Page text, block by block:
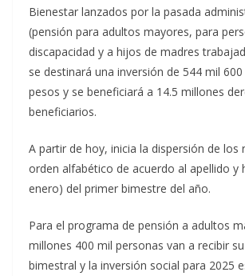
Bienestar lanzados por la pasada
(pensión para adultos mayores, para
discapacidad y a hijos de madres
se destinará una inversión de 544 mil
pesos y se beneficiará a 14.5 millones
beneficiarios.
A partir de hoy, inicia la dispersión de los
orden alfabético de acuerdo al apellido y
enero) del primer bimestre del año.
Para el programa de pensión a adultos
millones 400 mil personas van a recibir
bimestral y la inversión social para 2025